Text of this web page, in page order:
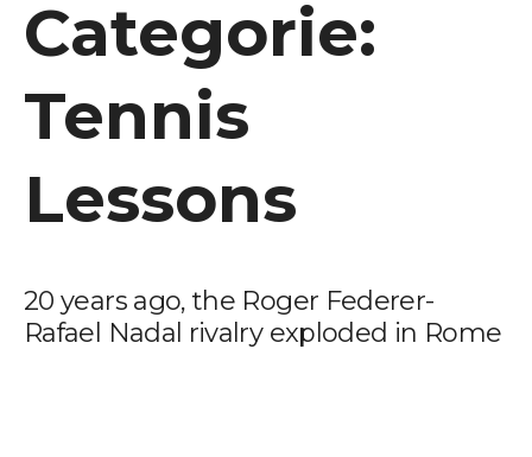
Categorie:
Tennis
Lessons
20 years ago, the Roger Federer-
Rafael Nadal rivalry exploded in Rome